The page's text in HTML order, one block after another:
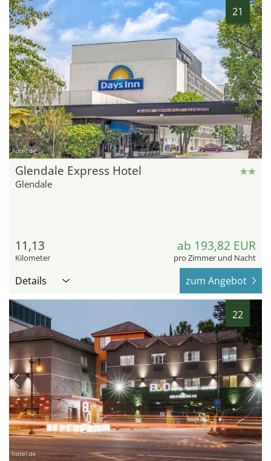
21
hotel.de
Glendale Express Hotel
Glendale
11,13
Kilometer
ab 193,82 EUR
pro Zimmer und Nacht
Details zum Angebot
22
hotel.de